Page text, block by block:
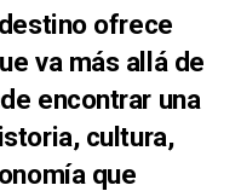
ofrece
va más allá de
encontrar una
cultura,
que